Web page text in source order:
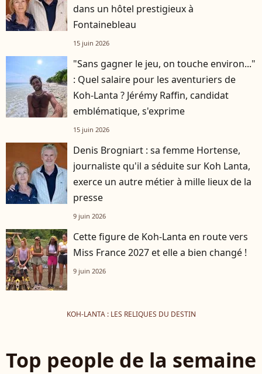
dans un hôtel prestigieux à
Fontainebleau
15 juin 2026
"Sans gagner le jeu, on touche environ..."
: Quel salaire pour les aventuriers de
Koh-Lanta ? Jérémy Raffin, candidat
emblématique, s'exprime
15 juin 2026
Denis Brogniart : sa femme Hortense,
journaliste qu'il a séduite sur Koh Lanta,
exerce un autre métier à mille lieux de la
presse
9 juin 2026
Cette figure de Koh-Lanta en route vers
Miss France 2027 et elle a bien changé !
9 juin 2026
KOH-LANTA : LES RELIQUES DU DESTIN
Top people de la semaine